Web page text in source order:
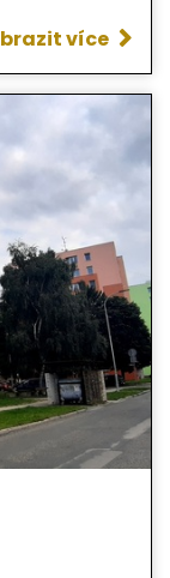
více